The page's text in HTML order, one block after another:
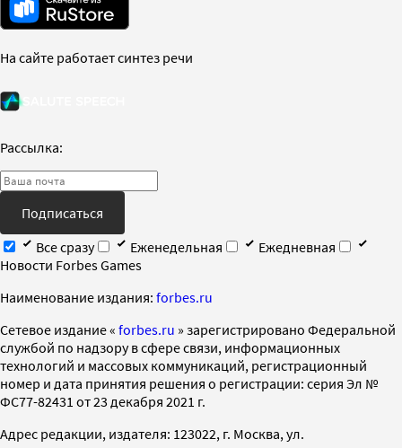
На сайте работает синтез речи
Рассылка:
Подписаться
Все сразу
Еженедельная
Ежедневная
Новости Forbes Games
Наименование издания: forbes.ru
Cетевое издание « forbes.ru » зарегистрировано Федеральной
службой по надзору в сфере связи, информационных
технологий и массовых коммуникаций, регистрационный
номер и дата принятия решения о регистрации: серия Эл №
ФС77-82431 от 23 декабря 2021 г.
Адрес редакции, издателя: 123022, г. Москва, ул.